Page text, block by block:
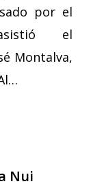
por el
el
Montalva,
Nui